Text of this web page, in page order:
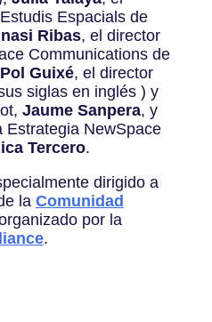
Espacials de
Ribas, el director
Communications de
Pol Guixé, el director
siglas en inglés ) y
Jaume Sanpera, y
Estrategia NewSpace
Tercero.
dirigido a
la Comunidad
por la
.